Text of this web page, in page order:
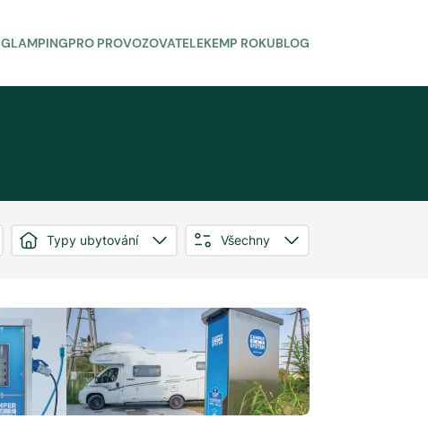
GLAMPINGPRO PROVOZOVATELEKEMP ROKUBLOG
Typy ubytování Všechny